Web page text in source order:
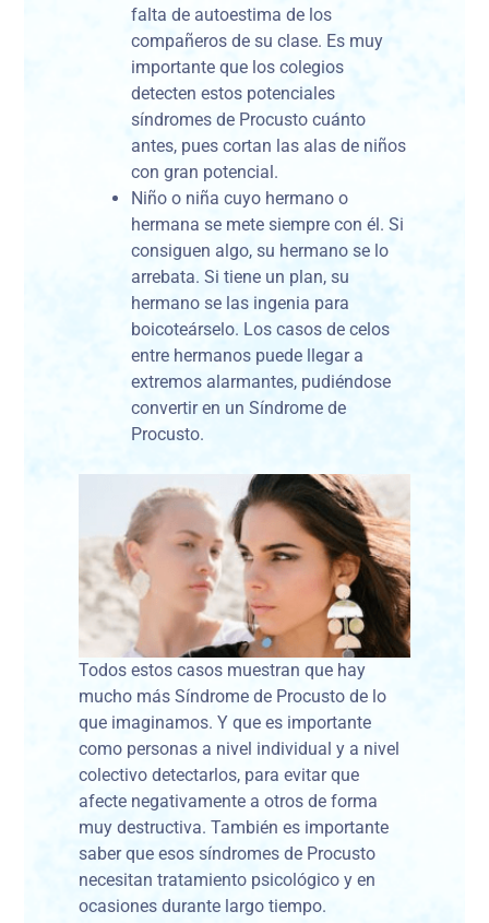
falta de autoestima de los
compañeros de su clase. Es muy
importante que los colegios
detecten estos potenciales
síndromes de Procusto cuánto
antes, pues cortan las alas de niños
con gran potencial.
Niño o niña cuyo hermano o
hermana se mete siempre con él. Si
consiguen algo, su hermano se lo
arrebata. Si tiene un plan, su
hermano se las ingenia para
boicoteárselo. Los casos de celos
entre hermanos puede llegar a
extremos alarmantes, pudiéndose
convertir en un Síndrome de
Procusto.
Todos estos casos muestran que hay
mucho más Síndrome de Procusto de lo
que imaginamos. Y que es importante
como personas a nivel individual y a nivel
colectivo detectarlos, para evitar que
afecte negativamente a otros de forma
muy destructiva. También es importante
saber que esos síndromes de Procusto
necesitan tratamiento psicológico y en
ocasiones durante largo tiempo.